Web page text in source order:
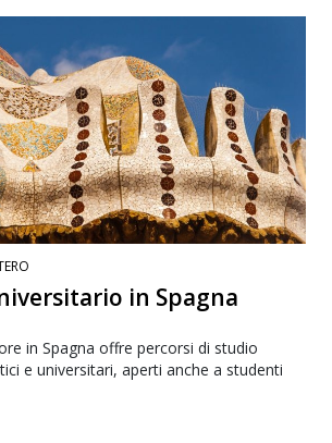
in Spagna
in Spagna offre percorsi di studio
e universitari, aperti anche a studenti